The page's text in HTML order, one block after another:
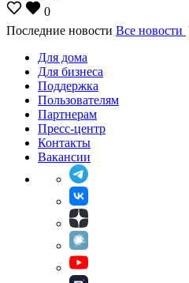
0
Последние новости Все новости
Для дома
Для бизнеса
Поддержка
Пользователям
Партнерам
Пресс-центр
Контакты
Вакансии